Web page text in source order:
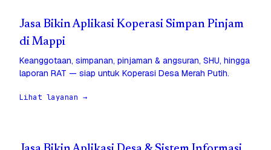
Jasa Bikin Aplikasi Koperasi Simpan Pinjam
di Mappi
Keanggotaan, simpanan, pinjaman & angsuran, SHU, hingga
laporan RAT — siap untuk Koperasi Desa Merah Putih.
Lihat layanan →